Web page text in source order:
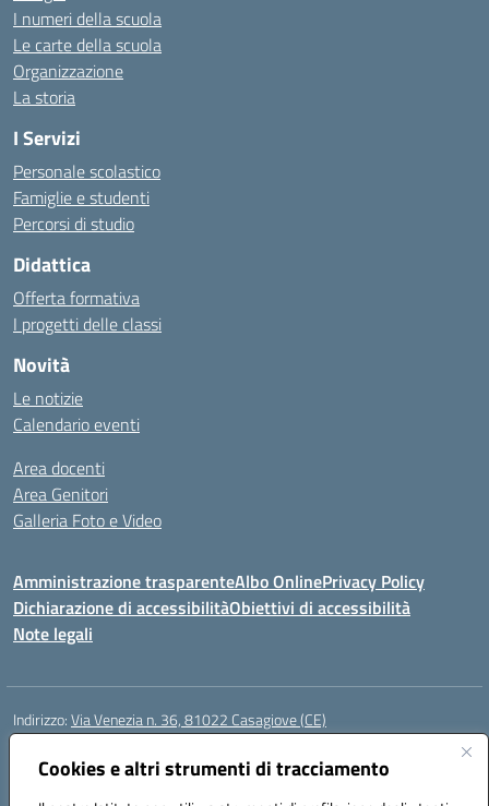
Cookies e altri strumenti di tracciamento
I numeri della scuola
Le carte della scuola
Organizzazione
La storia
I Servizi
Personale scolastico
Famiglie e studenti
Percorsi di studio
Didattica
Offerta formativa
I progetti delle classi
Novità
Le notizie
Calendario eventi
Area docenti
Area Genitori
Galleria Foto e Video
Amministrazione trasparenteAlbo OnlinePrivacy Policy
Dichiarazione di accessibilitàObiettivi di accessibilità
Note legali
Indirizzo:Via Venezia n. 36, 81022 Casagiove (CE)
Centralino:
Posta elettronica certificata (PEC):ceic893002@pec.istruzione.it